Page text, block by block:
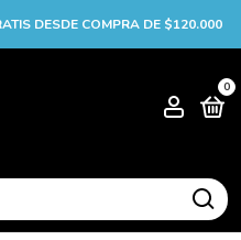
DESDE COMPRA DE $120.000
0